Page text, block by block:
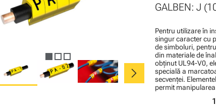
chevron_right
GALBEN: J
Pentru utilizare în
singur caracter cu
de simboluri,
din materiale de
obţinut UL94-V0,
specială a
secvenţei.
permit